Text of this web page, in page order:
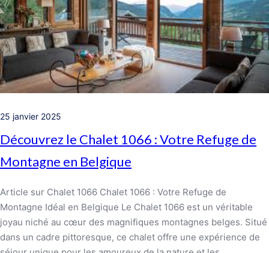
25 janvier 2025
Découvrez le Chalet 1066 : Votre Refuge de
Montagne en Belgique
Article sur Chalet 1066 Chalet 1066 : Votre Refuge de
Montagne Idéal en Belgique Le Chalet 1066 est un véritable
joyau niché au cœur des magnifiques montagnes belges. Situé
dans un cadre pittoresque, ce chalet offre une expérience de